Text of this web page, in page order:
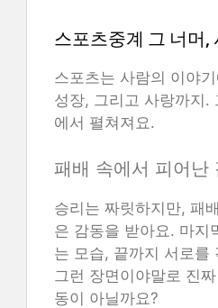
스포츠중계 그 너머,
스포츠는 사람의 이야
성장, 그리고 사랑까지.
에서 펼쳐져요.
패배 속에서 피어난
승리는 짜릿하지만, 패
은 감동을 받아요. 마지
는 모습, 끝까지 서로를
그런 장면이야말로 진
동이 아닐까요?